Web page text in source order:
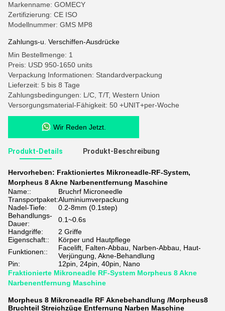
Markenname: GOMECY
Zertifizierung: CE ISO
Modellnummer: GMS MP8
Zahlungs-u. Verschiffen-Ausdrücke
Min Bestellmenge: 1
Preis: USD 950-1650 units
Verpackung Informationen: Standardverpackung
Lieferzeit: 5 bis 8 Tage
Zahlungsbedingungen: L/C, T/T, Western Union
Versorgungsmaterial-Fähigkeit: 50 +UNIT+per-Woche
Wir Reden Jetzt.
Produkt-Details Produkt-Beschreibung
Hervorheben: Fraktioniertes Mikroneadle-RF-System,
Morpheus 8 Akne Narbenentfernung Maschine
Name::
Bruchrf Microneedle
Transportpaket:Aluminiumverpackung
Nadel-Tiefe:
0.2-8mm (0.1step)
Behandlungs-
Dauer:
0.1~0.6s
Handgriffe:
2 Griffe
Eigenschaft::
Körper und Hautpflege
Funktionen::
Facelift, Falten-Abbau, Narben-Abbau, Haut-
Verjüngung, Akne-Behandlung
Pin:
12pin, 24pin, 40pin, Nano
Fraktionierte Mikroneadle RF-System Morpheus 8 Akne
Narbenentfernung Maschine
Morpheus 8 Mikroneadle RF Aknebehandlung /Morpheus8
Bruchteil Streichzüge Entfernung Narben Maschine